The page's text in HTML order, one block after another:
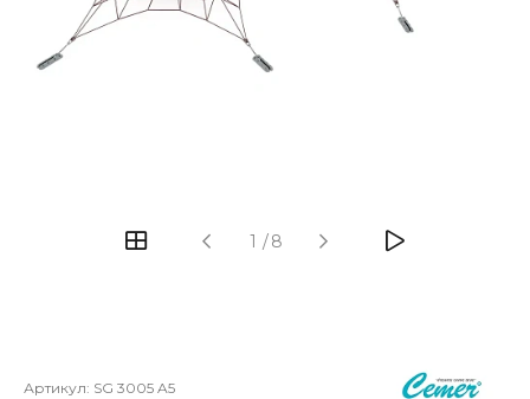
1 /8
Артикул: SG 3005 A5